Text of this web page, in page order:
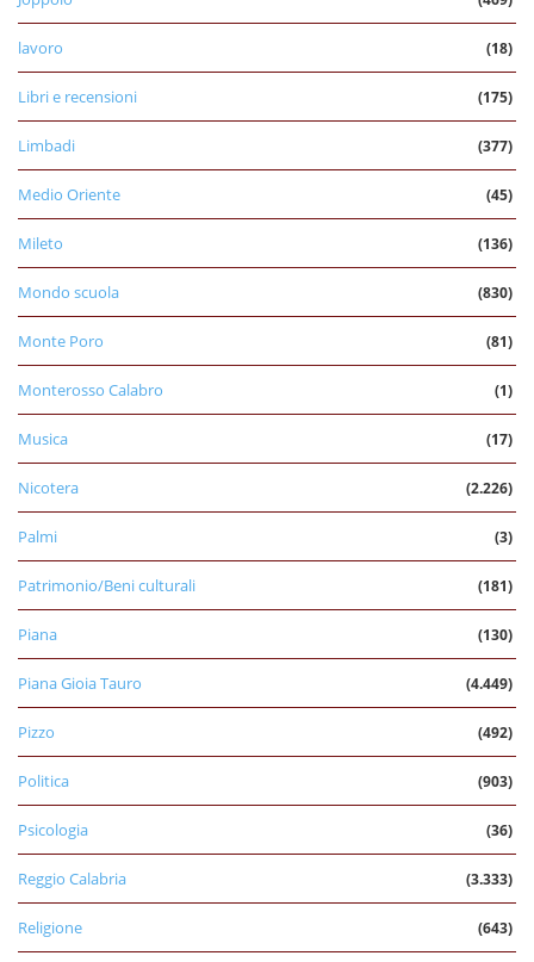
lavoro (18)
Libri e recensioni (175)
Limbadi (377)
Medio Oriente (45)
Mileto (136)
Mondo scuola (830)
Monte Poro (81)
Monterosso Calabro (1)
Musica (17)
Nicotera (2.226)
Palmi (3)
Patrimonio/Beni culturali (181)
Piana (130)
Piana Gioia Tauro (4.449)
Pizzo (492)
Politica (903)
Psicologia (36)
Reggio Calabria (3.333)
Religione (643)